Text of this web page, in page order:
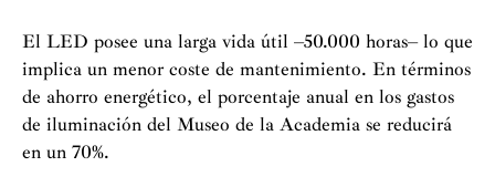
El LED posee una larga vida útil –50.000 horas– lo que
implica un menor coste de mantenimiento. En términos
de ahorro energético, el porcentaje anual en los gastos
de iluminación del Museo de la Academia se reducirá
en un 70%.